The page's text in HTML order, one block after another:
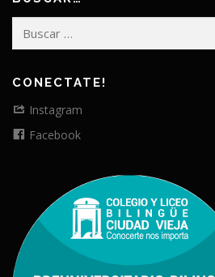
CONECTATE!
Instagram
Facebook